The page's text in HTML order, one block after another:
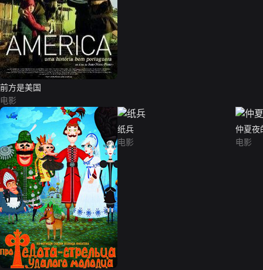
前方是美国
电影
纸兵
电影
仲夏夜
电影